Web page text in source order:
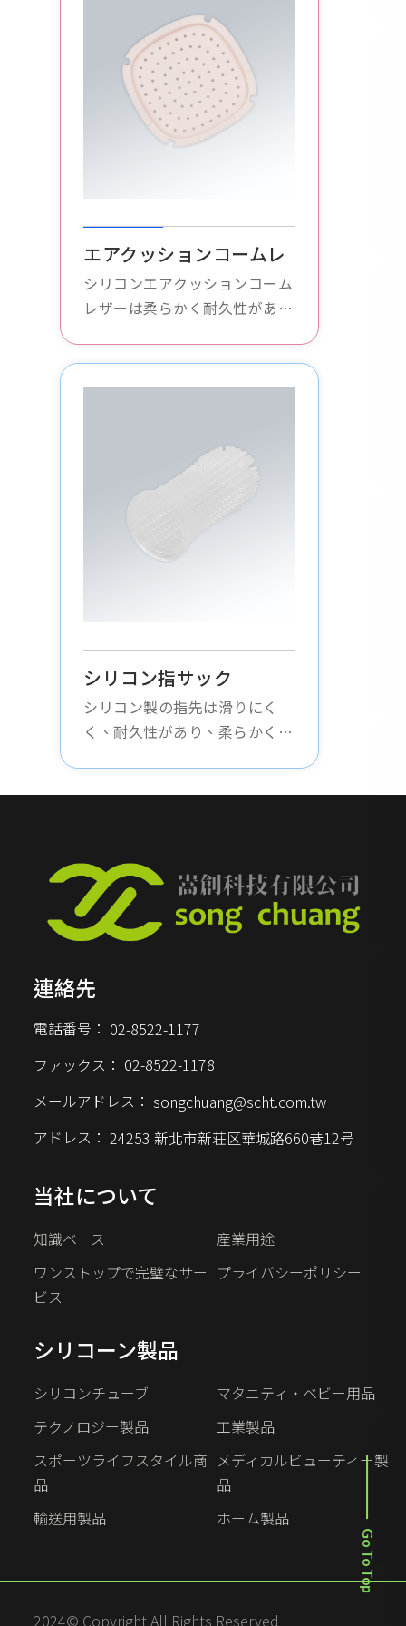
エアクッションコームレ
ザー
シリコンエアクッションコーム
レザーは柔らかく耐久性があ
ゆるタイプのエアクッションコ
シリコン指サック
シリコン製の指先は滑りにく
く、耐久性があり、柔らかく快
連絡先
電話番号： 02-8522-1177
ファックス： 02-8522-1178
メールアドレス： songchuang@scht.com.tw
アドレス： 24253 新北市新荘区華城路660巷12号
当社について
知識ベース
産業用途
ワンストップで完璧なサー
ビス
プライバシーポリシー
シリコーン製品
シリコンチューブ
マタニティ・ベビー用品
テクノロジー製品
工業製品
スポーツライフスタイル商
品
メディカルビューティー製
品
輸送用製品
ホーム製品
2024© Copyright All Rights Reserved
Go To Top